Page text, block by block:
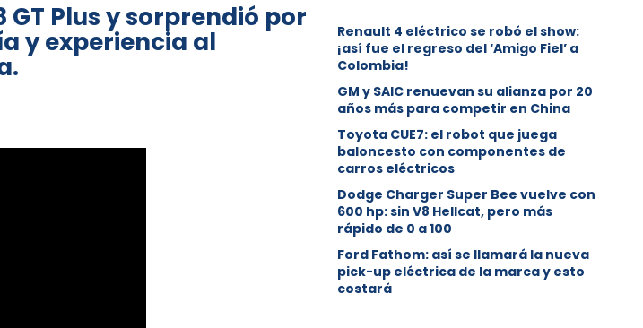
Plus y sorprendió por
y experiencia al
Renault 4 eléctrico se robó el show:
¡así fue el regreso del ‘Amigo Fiel’ a
Colombia!
GM y SAIC renuevan su alianza por 20
años más para competir en China
Toyota CUE7: el robot que juega
baloncesto con componentes de
carros eléctricos
Dodge Charger Super Bee vuelve con
600 hp: sin V8 Hellcat, pero más
rápido de 0 a 100
Ford Fathom: así se llamará la nueva
pick-up eléctrica de la marca y esto
costará